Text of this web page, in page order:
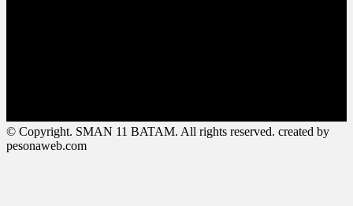
© Copyright. SMAN 11 BATAM. All rights reserved. created by
pesonaweb.com